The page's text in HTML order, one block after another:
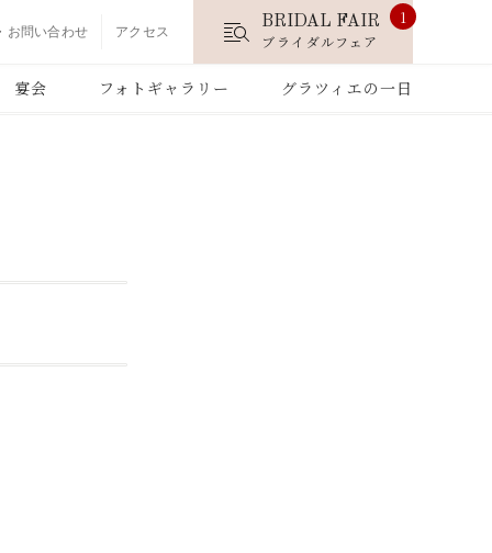
お問い合わせ アクセス
BRIDAL FAIR
ブライダルフェア
1
宴会 フォトギャラリー グラツィエの一日